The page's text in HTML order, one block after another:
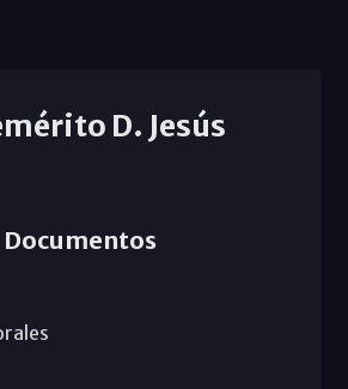
D. Jesús
Documentos